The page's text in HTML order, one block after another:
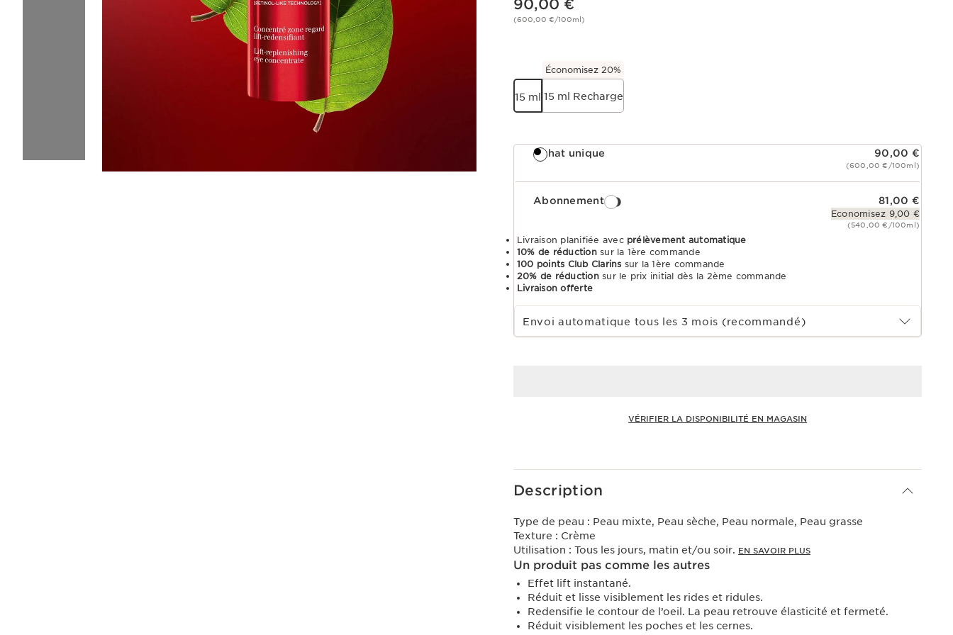
90,00 €
(600,00 €/100ml)
15 ml
Économisez 20%
15 ml Recharge
Achat unique 90,00 €
(600,00 €/100ml)
Abonnement 81,00 €
Economisez 9,00 €
(540,00 €/100ml)
Livraison planifiée avec prélèvement automatique
10% de réductionsur la 1ère commande
100 points Club Clarins sur la 1ère commande
20% de réductionsur le prix initial dès la 2ème commande
Livraison offerte
Choisir la période d''abonnement
Envoi automatique tous les 3 mois (recommandé)
VÉRIFIER LA DISPONIBILITÉ EN MAGASIN
Description
Type de peau : Peau mixte, Peau sèche, Peau normale, Peau grasse
Texture : Crème
Utilisation : Tous les jours, matin et/ou soir. EN SAVOIR PLUS
Un produit pas comme les autres
Effet lift instantané.
Réduit et lisse visiblement les rides et ridules.
Redensifie le contour de l’oeil. La peau retrouve élasticité et fermeté.
Réduit visiblement les poches et les cernes.